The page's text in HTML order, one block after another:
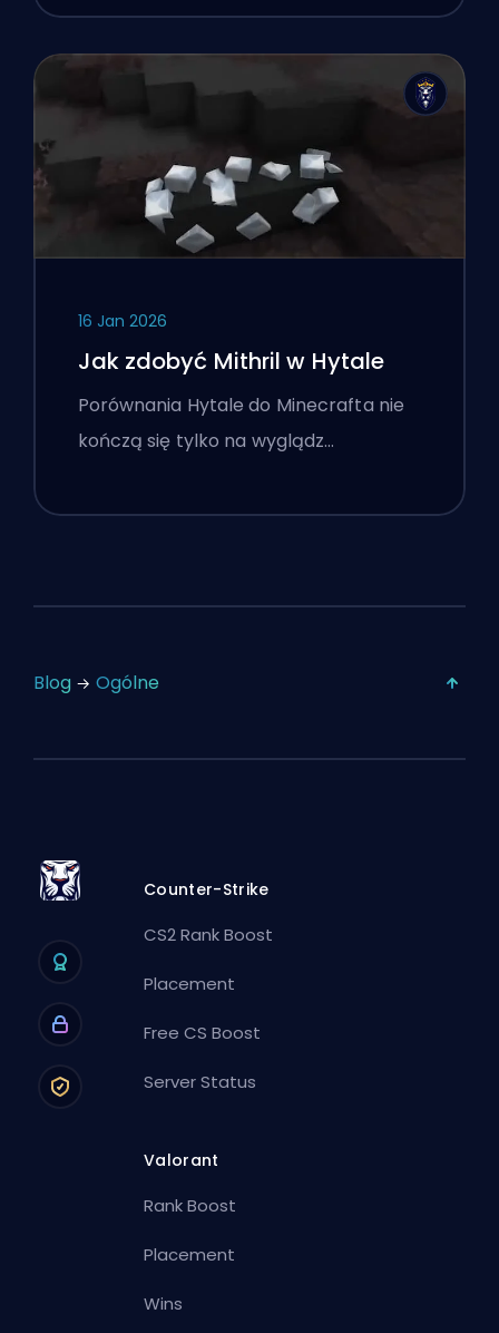
16 Jan 2026
Jak zdobyć Mithril w Hytale
Porównania Hytale do Minecrafta nie
kończą się tylko na wyglądz…
Blog Ogólne
Counter-Strike
CS2 Rank Boost
Placement
Free CS Boost
Server Status
Valorant
Rank Boost
Placement
Wins